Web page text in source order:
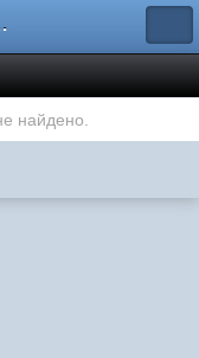
найдено.